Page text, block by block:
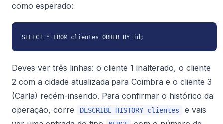
como esperado:
SELECT * FROM clientes ORDER BY id;
Deves ver três linhas: o cliente 1 inalterado, o cliente
2 com a cidade atualizada para Coimbra e o cliente 3
(Carla) recém-inserido. Para confirmar o histórico da
operação, corre
DESCRIBE HISTORY clientes
e vais